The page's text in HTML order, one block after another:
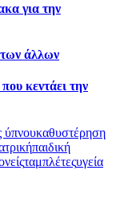
για την
των άλλων
κεντάει την
ύπνουκαθυστέρηση
παιδική
ταμπλέτεςυγεία